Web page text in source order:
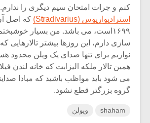
کنم و جرات امتحان سیم دیگری را ندارم.
استرادیواریوس (Stradivarius)
که اصل
۱۶۹۹است، می باشد. من بسیار
سازی دارم، این روزها بیشتر تالارهایی
نوازیم برای تنها صدای یک ویلن محدود
همین تالار ملکه الیزابت که خانه لندن
می شود باید مواظب باشید که مبادا
گروه بزرگتر قطع نشود.
shaham ویولن